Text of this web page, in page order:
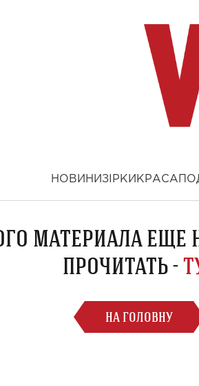
НОВИНИ ЗІРКИ КРАСА
МАТЕРИАЛА
ПРОЧИТАТЬ -
НА ГОЛОВНУ